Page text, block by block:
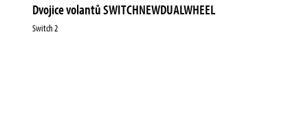
Dvojice volantů SWITCHNEWDUALWHEEL
Switch 2